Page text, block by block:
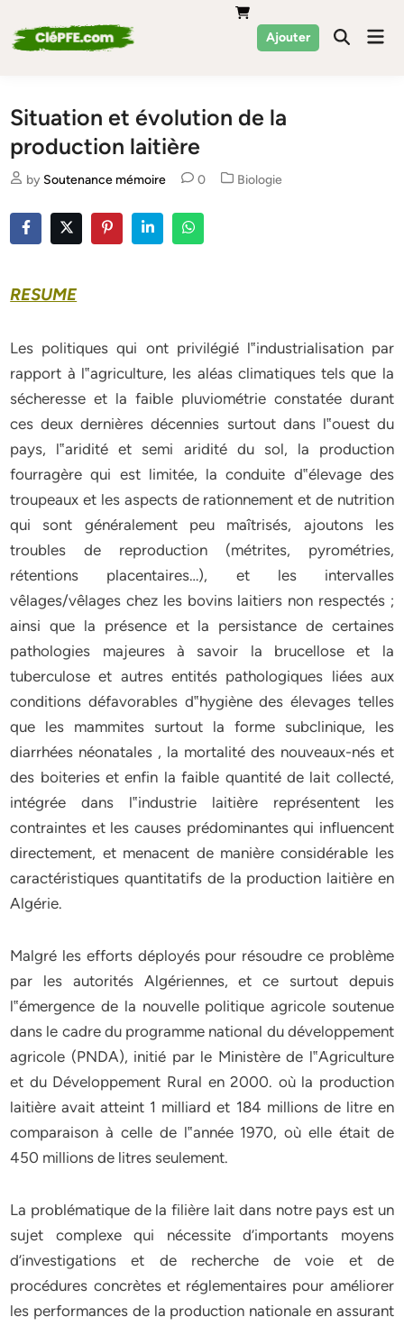
content
Ajouter
Situation et évolution de la
production laitière
by Soutenance mémoire 0
Posted
Biologie
RESUME
Les politiques qui ont privilégié l‟industrialisation par
rapport à l‟agriculture, les aléas climatiques tels que la
sécheresse et la faible pluviométrie constatée durant
ces deux dernières décennies surtout dans l‟ouest du
pays, l‟aridité et semi aridité du sol, la production
fourragère qui est limitée, la conduite d‟élevage des
troupeaux et les aspects de rationnement et de nutrition
qui sont généralement peu maîtrisés, ajoutons les
troubles de reproduction (métrites, pyrométries,
rétentions placentaires…), et les intervalles
vêlages/vêlages chez les bovins laitiers non respectés ;
ainsi que la présence et la persistance de certaines
pathologies majeures à savoir la brucellose et la
tuberculose et autres entités pathologiques liées aux
conditions défavorables d‟hygiène des élevages telles
que les mammites surtout la forme subclinique, les
diarrhées néonatales , la mortalité des nouveaux-nés et
des boiteries et enfin la faible quantité de lait collecté,
intégrée dans l‟industrie laitière représentent les
contraintes et les causes prédominantes qui influencent
directement, et menacent de manière considérable les
caractéristiques quantitatifs de la production laitière en
Algérie.
Malgré les efforts déployés pour résoudre ce problème
par les autorités Algériennes, et ce surtout depuis
l‟émergence de la nouvelle politique agricole soutenue
dans le cadre du programme national du développement
agricole (PNDA), initié par le Ministère de l‟Agriculture
et du Développement Rural en 2000. où la production
laitière avait atteint 1 milliard et 184 millions de litre en
comparaison à celle de l‟année 1970, où elle était de
450 millions de litres seulement.
La problématique de la filière lait dans notre pays est un
sujet complexe qui nécessite d’importants moyens
d’investigations et de recherche de voie et de
procédures concrètes et réglementaires pour améliorer
les performances de la production nationale en assurant